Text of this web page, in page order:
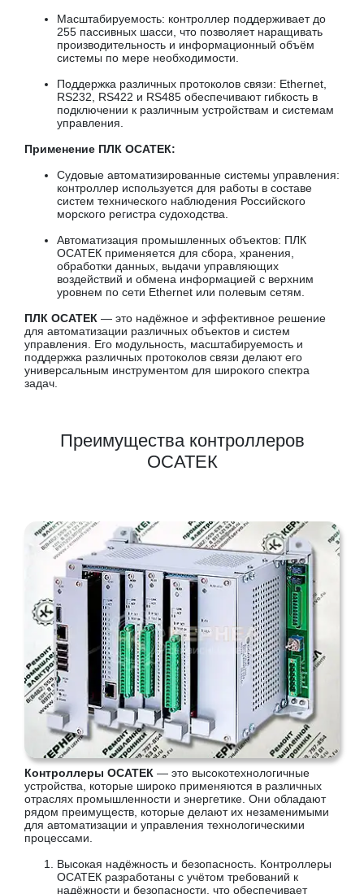
Масштабируемость: контроллер поддерживает до
255 пассивных шасси, что позволяет наращивать
производительность и информационный объём
системы по мере необходимости.
Поддержка различных протоколов связи: Ethernet,
RS232, RS422 и RS485 обеспечивают гибкость в
подключении к различным устройствам и системам
управления.
Применение ПЛК ОСАТЕК:
Судовые автоматизированные системы управления:
контроллер используется для работы в составе
систем технического наблюдения Российского
морского регистра судоходства.
Автоматизация промышленных объектов: ПЛК
ОСАТЕК применяется для сбора, хранения,
обработки данных, выдачи управляющих
воздействий и обмена информацией с верхним
уровнем по сети Ethernet или полевым сетям.
ПЛК ОСАТЕК — это надёжное и эффективное решение
для автоматизации различных объектов и систем
управления. Его модульность, масштабируемость и
поддержка различных протоколов связи делают его
универсальным инструментом для широкого спектра
задач.
Преимущества контроллеров
ОСАТЕК
Контроллеры ОСАТЕК — это высокотехнологичные
устройства, которые широко применяются в различных
отраслях промышленности и энергетике. Они обладают
рядом преимуществ, которые делают их незаменимыми
для автоматизации и управления технологическими
процессами.
Высокая надёжность и безопасность. Контроллеры
ОСАТЕК разработаны с учётом требований к
надёжности и безопасности, что обеспечивает